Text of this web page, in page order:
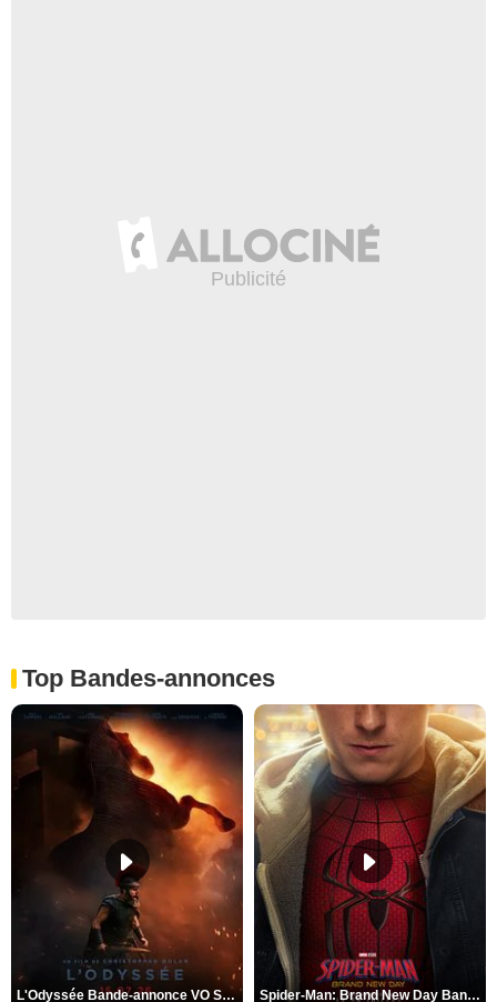
Top Bandes-annonces
L'Odyssée Bande-annonce VO STFR Spider-Man: Brand New Day Bande-annonce VO STFR